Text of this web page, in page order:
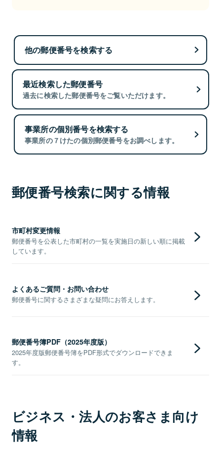
他の郵便番号を検索する
最近検索した郵便番号
過去に検索した郵便番号をご覧いただけます。
事業所の個別番号を検索する
事業所の７けたの個別郵便番号をお調べします。
郵便番号検索に関する情報
市町村変更情報
郵便番号を公表した市町村の一覧を実施日の新しい順に掲載
しています。
よくあるご質問・お問い合わせ
郵便番号に関するさまざまな疑問にお答えします。
郵便番号簿PDF（2025年度版）
2025年度版郵便番号簿をPDF形式でダウンロードできま
す。
ビジネス・法人のお客さま向け
情報